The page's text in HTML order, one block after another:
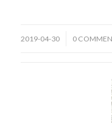
2019-04-30 0
/